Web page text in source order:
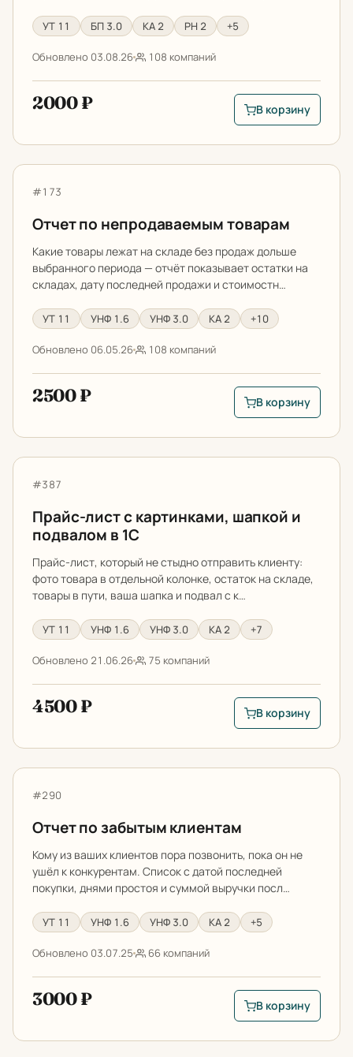
Только разработки с демо
УТ 11 БП 3.0 КА 2 РН 2 +5
Обновлено 03.08.26 108 компаний
2000 ₽
В корзину: Отчет
В корзину
Отчет по непродаваемым товарам
Артикул:
#173
Отчет по непродаваемым товарам
Какие товары лежат на складе без продаж дольше
выбранного периода — отчёт показывает остатки на
складах, дату последней продажи и стоимостн…
УТ 11 УНФ 1.6 УНФ 3.0 КА 2 +10
Обновлено 06.05.26 108 компаний
2500 ₽
В корзину: Отчет
В корзину
Прайс-лист с картинками, шапкой и подвалом в 1С
Артикул:
#387
Прайс-лист с картинками, шапкой и
подвалом в 1С
Прайс-лист, который не стыдно отправить клиенту:
фото товара в отдельной колонке, остаток на складе,
товары в пути, ваша шапка и подвал с к…
УТ 11 УНФ 1.6 УНФ 3.0 КА 2 +7
Обновлено 21.06.26 75 компаний
4500 ₽
В корзину: Прайс-
В корзину
Отчет по забытым клиентам
Артикул:
#290
Отчет по забытым клиентам
Кому из ваших клиентов пора позвонить, пока он не
ушёл к конкурентам. Список с датой последней
покупки, днями простоя и суммой выручки посл…
УТ 11 УНФ 1.6 УНФ 3.0 КА 2 +5
Обновлено 03.07.25 66 компаний
3000 ₽
В корзину: Отчет
В корзину